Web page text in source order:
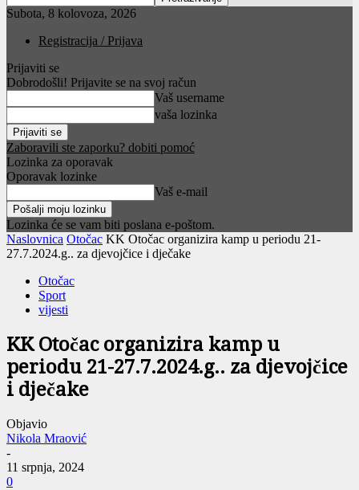
Subota, 8 kolovoza, 2026
Registracija / Prijava
Prijaviti se
Dobrodošli! Prijavite se na svoj račun
Vaš username
vaša lozinka
Zaboravili ste zaporku? dobiti pomoć
Lozinka za oporavak
Oporavak lozinke
Vaš e-mail
Lozinka će se vam biti poslana e-poštom.
Naslovnica Otočac KK Otočac organizira kamp u periodu 21-
27.7.2024.g.. za djevojčice i dječake
Otočac
Sport
vijesti
KK Otočac organizira kamp u
periodu 21-27.7.2024.g.. za djevojčice
i dječake
Objavio
Nikola Mraović
-
11 srpnja, 2024
0